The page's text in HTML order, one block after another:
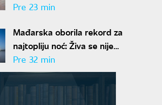
Istanbula
Pre 23 min
Mađarska oborila rekord za
najtopliju noć: Živa se nije
spustila ispod 27 stepeni
Pre 32 min